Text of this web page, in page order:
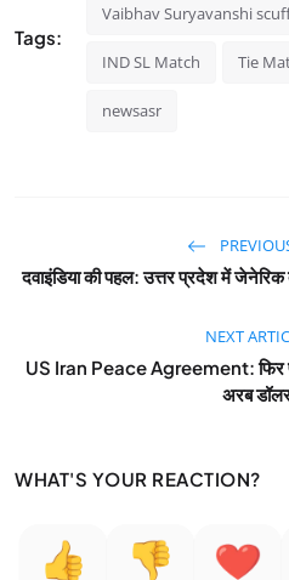
Tags:
Vaibhav Suryavanshi
IND SL Match Tie
newsasr
दवाइंडिया की पहल: उत्तर प्रदेश में
NEXT
US Iran Peace Agreement: फिर
अरब
WHAT'S YOUR REACTION?